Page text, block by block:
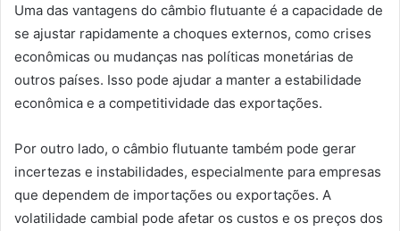
Uma das vantagens do câmbio flutuante é a capacidade de
se ajustar rapidamente a choques externos, como crises
econômicas ou mudanças nas políticas monetárias de
outros países. Isso pode ajudar a manter a estabilidade
econômica e a competitividade das exportações.
Por outro lado, o câmbio flutuante também pode gerar
incertezas e instabilidades, especialmente para empresas
que dependem de importações ou exportações. A
volatilidade cambial pode afetar os custos e os preços dos